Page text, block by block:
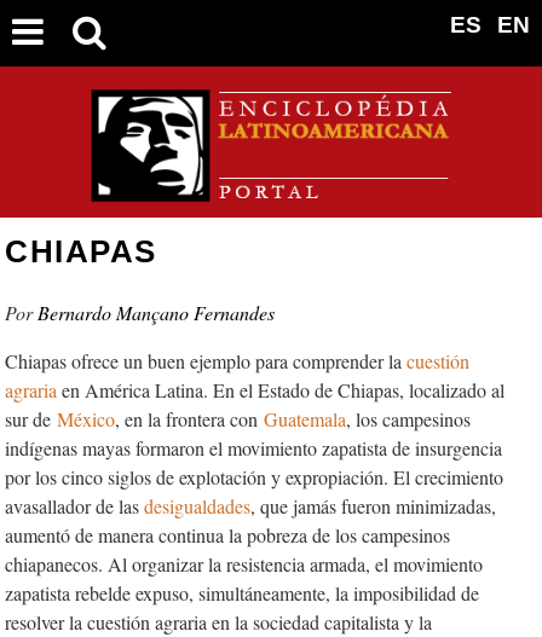
EN
ES
CHIAPAS
Bernardo Mançano Fernandes
Chiapas ofrece un buen ejemplo para comprender la cuestión
agraria en América Latina. En el Estado de Chiapas, localizado al
sur de México, en la frontera con Guatemala, los campesinos
indígenas mayas formaron el movimiento zapatista de insurgencia
por los cinco siglos de explotación y expropiación. El crecimiento
avasallador de lasdesigualdades, que jamás fueron minimizadas,
aumentó de manera continua la pobreza de los campesinos
chiapanecos. Al organizar la resistencia armada, el movimiento
zapatista rebelde expuso, simultáneamente, la imposibilidad de
resolver la cuestión agraria en la sociedad capitalista y la